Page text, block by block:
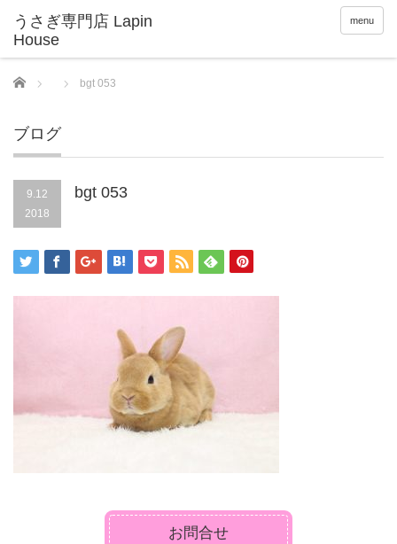
menu
Home bgt 053
ブログ
9.12
2018
bgt 053
お問合せ